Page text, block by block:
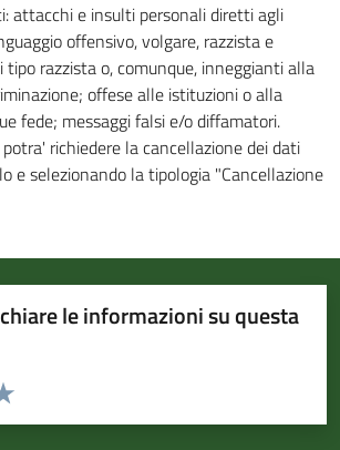
attacchi e insulti personali diretti agli
offensivo, volgare, razzista e
tipo razzista o, comunque, inneggianti alla
offese alle istituzioni o alla
fede; messaggi falsi e/o diffamatori.
richiedere la cancellazione dei dati
e selezionando la tipologia "Cancellazione
le informazioni su questa
pagina
5 stelle su 5
4 stelle su 5
su 5
su 5
5